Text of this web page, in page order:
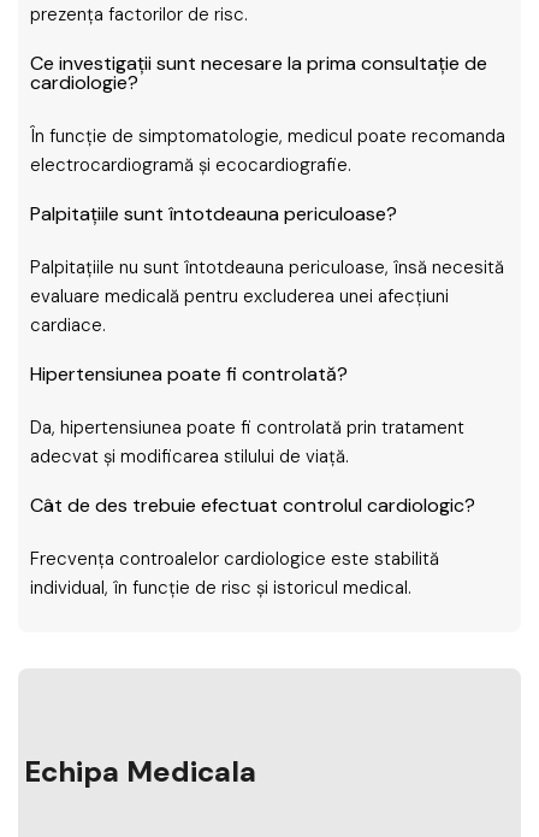
prezența factorilor de risc.
Ce investigații sunt necesare la prima consultație de
cardiologie?
În funcție de simptomatologie, medicul poate recomanda
electrocardiogramă și ecocardiografie.
Palpitațiile sunt întotdeauna periculoase?
Palpitațiile nu sunt întotdeauna periculoase, însă necesită
evaluare medicală pentru excluderea unei afecțiuni
cardiace.
Hipertensiunea poate fi controlată?
Da, hipertensiunea poate fi controlată prin tratament
adecvat și modificarea stilului de viață.
Cât de des trebuie efectuat controlul cardiologic?
Frecvența controalelor cardiologice este stabilită
individual, în funcție de risc și istoricul medical.
Echipa Medicala